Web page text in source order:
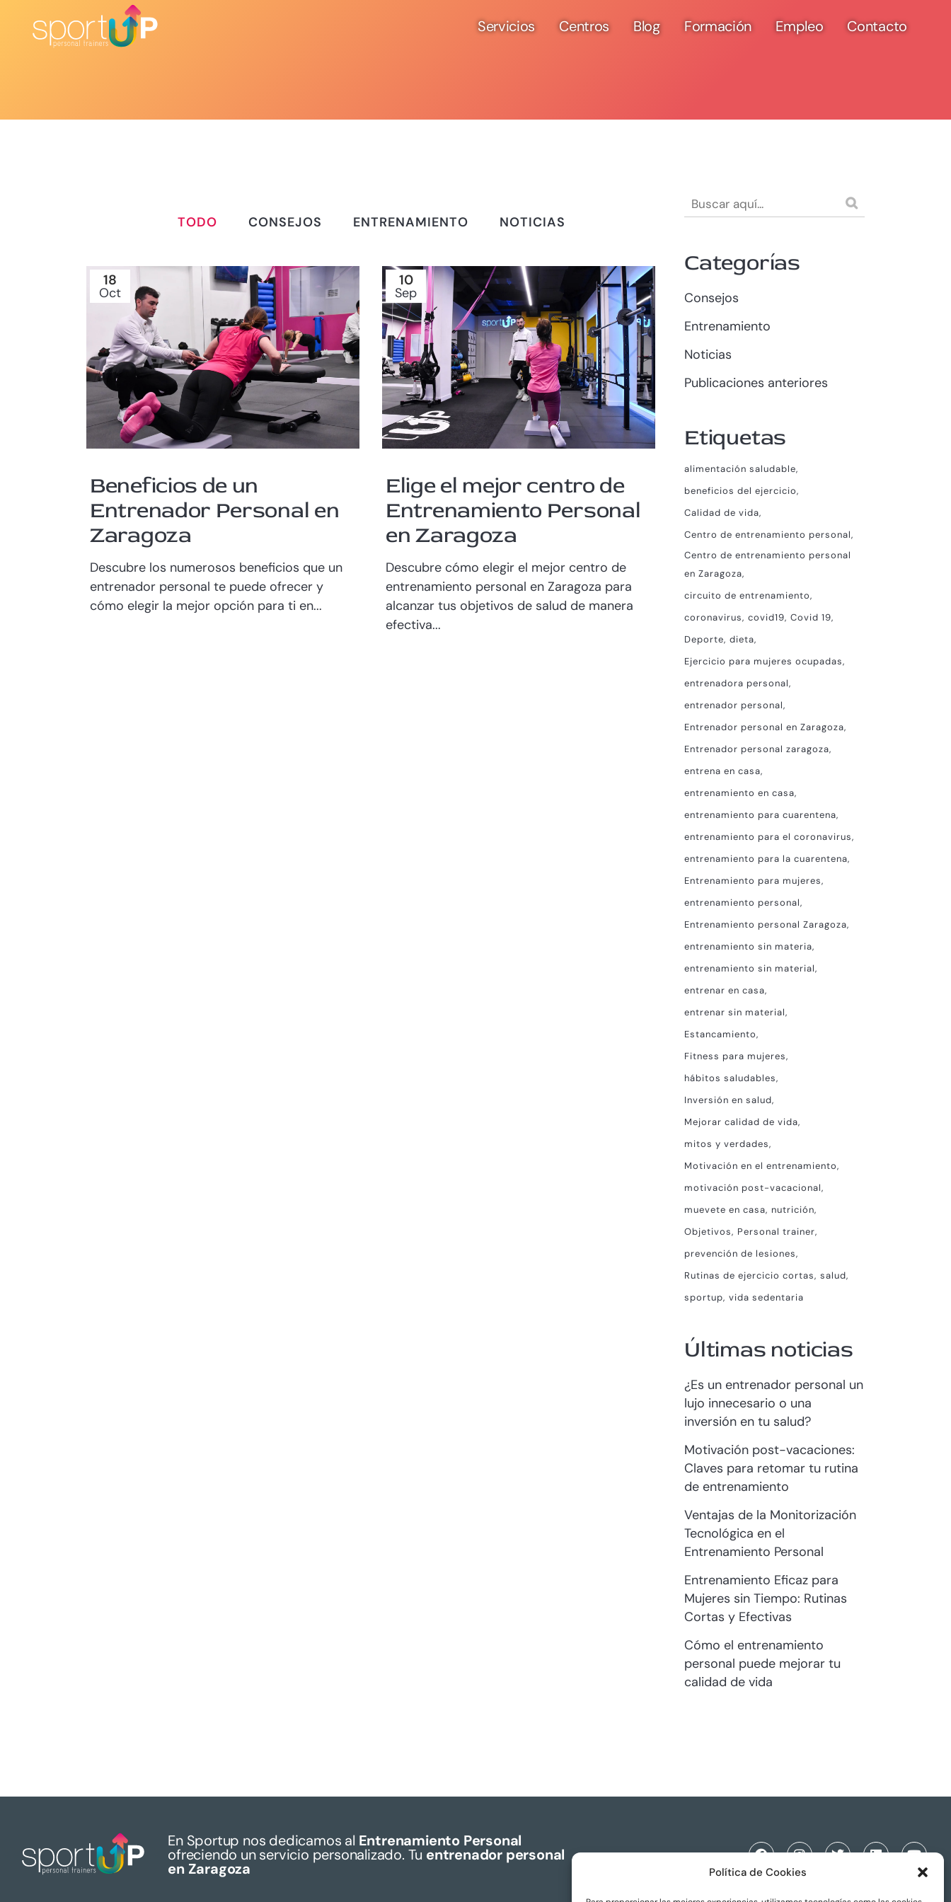
Política de Cookies
Servicios Centros Blog Formación Empleo Contacto
TODO CONSEJOS ENTRENAMIENTO NOTICIAS
18
Oct
Beneficios de un
Entrenador Personal en
Zaragoza
Descubre los numerosos beneficios que un
entrenador personal te puede ofrecer y
cómo elegir la mejor opción para ti en...
10
Sep
Elige el mejor centro de
Entrenamiento Personal
en Zaragoza
Descubre cómo elegir el mejor centro de
entrenamiento personal en Zaragoza para
alcanzar tus objetivos de salud de manera
efectiva...
Categorías
Consejos
Entrenamiento
Noticias
Publicaciones anteriores
Etiquetas
alimentación saludable
beneficios del ejercicio
Calidad de vida
Centro de entrenamiento personal
Centro de entrenamiento personal
en Zaragoza
circuito de entrenamiento
coronavirus covid19 Covid 19
Deporte dieta
Ejercicio para mujeres ocupadas
entrenadora personal
entrenador personal
Entrenador personal en Zaragoza
Entrenador personal zaragoza
entrena en casa
entrenamiento en casa
entrenamiento para cuarentena
entrenamiento para el coronavirus
entrenamiento para la cuarentena
Entrenamiento para mujeres
entrenamiento personal
Entrenamiento personal Zaragoza
entrenamiento sin materia
entrenamiento sin material
entrenar en casa
entrenar sin material
Estancamiento
Fitness para mujeres
hábitos saludables
Inversión en salud
Mejorar calidad de vida
mitos y verdades
Motivación en el entrenamiento
motivación post-vacacional
muevete en casa nutrición
Objetivos
Personal trainer
prevención de lesiones
Rutinas de ejercicio cortas salud
sportup vida sedentaria
Últimas noticias
¿Es un entrenador personal un
lujo innecesario o una
inversión en tu salud?
Motivación post-vacaciones:
Claves para retomar tu rutina
de entrenamiento
Ventajas de la Monitorización
Tecnológica en el
Entrenamiento Personal
Entrenamiento Eficaz para
Mujeres sin Tiempo: Rutinas
Cortas y Efectivas
Cómo el entrenamiento
personal puede mejorar tu
calidad de vida
En Sportup nos dedicamos al Entrenamiento Personal
ofreciendo un servicio personalizado. Tu entrenador personal
en Zaragoza